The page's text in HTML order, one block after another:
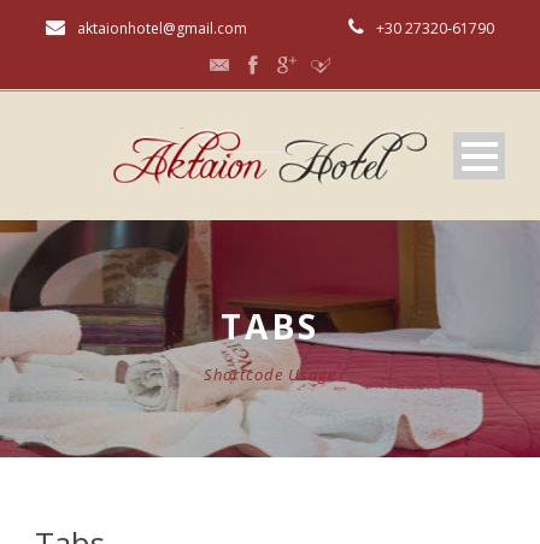
aktaionhotel@gmail.com +30 27320-61790
TABS
Shortcode Usage